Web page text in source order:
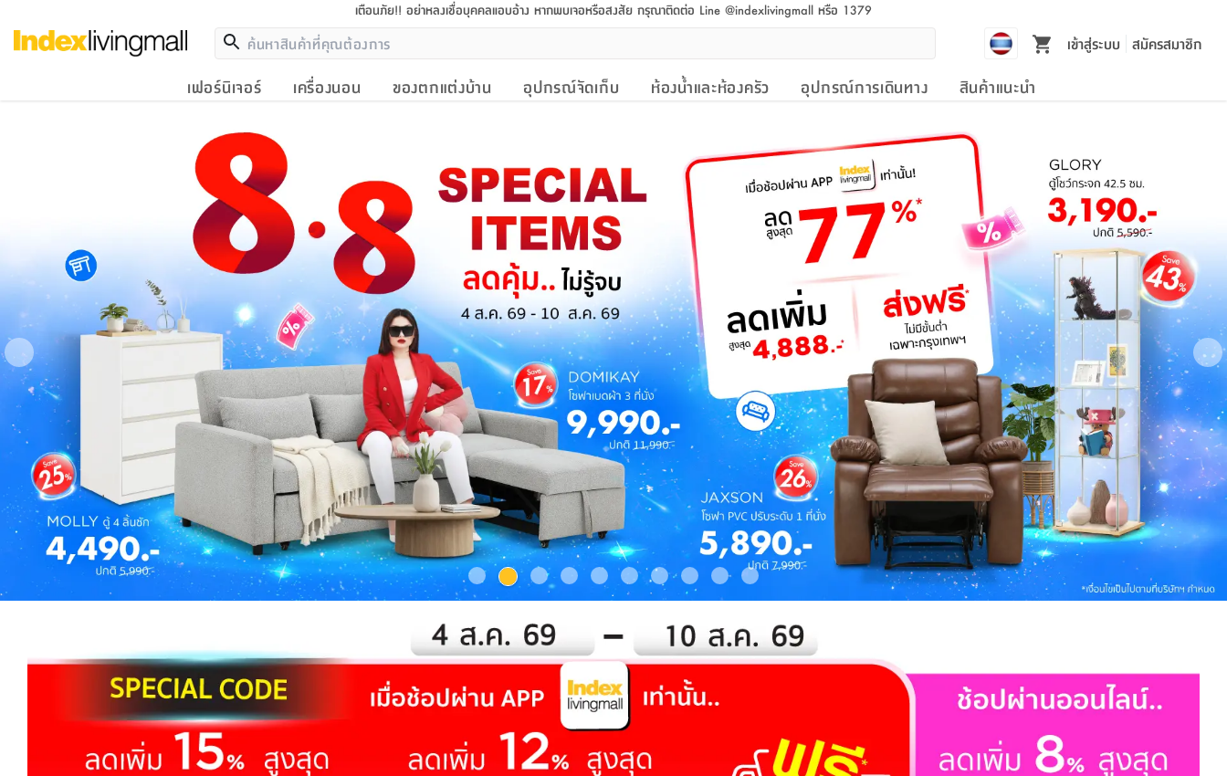
เตือนภัย!! อย่าหลงเชื่อบุคคลแอบอ้าง หากพบเจอหรือสงสัย กรุณาติดต่อ Line @indexlivingmall หรือ 1379
เข้าสู่ระบบ สมัครสมาชิก
เฟอร์นิเจอร์ เครื่องนอน ของตกแต่งบ้าน อุปกรณ์จัดเก็บ ห้องน้ำและห้องครัว อุปกรณ์การเดินทาง สินค้าแนะนำ
Previous